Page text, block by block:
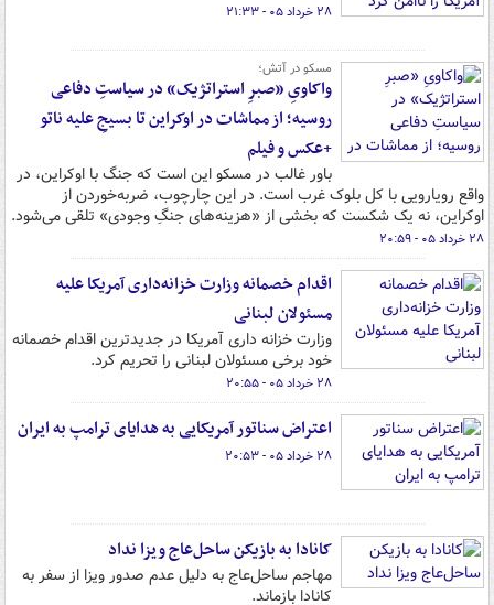
۲۸ خرداد ۰۵ - ۲۱:۳۳
مسکو در آتش؛
واکاویِ «صبرِ استراتژیک» در سیاستِ دفاعی
روسیه؛ از مماشات در اوکراین تا بسیجِ علیه ناتو
+عکس و فیلم
باور غالب در مسکو این است که جنگ با اوکراین، در
واقع رویارویی با کل بلوک غرب است. در این چارچوب، ضربه‌خوردن از
اوکراین، نه یک شکست که بخشی از «هزینه‌های جنگِ وجودی» تلقی می‌شود.
۲۸ خرداد ۰۵ - ۲۰:۵۹
اقدام خصمانه وزارت خزانه‌داری آمریکا علیه
مسئولان لبنانی
وزارت خزانه داری آمریکا در جدیدترین اقدام خصمانه
خود برخی مسئولان لبنانی را تحریم کرد.
۲۸ خرداد ۰۵ - ۲۰:۵۵
اعتراض سناتور آمریکایی به هدایای ترامپ به ایران
۲۸ خرداد ۰۵ - ۲۰:۵۳
کانادا به بازیکن ساحل‌عاج ویزا نداد
مهاجم ساحل‌عاج به دلیل عدم صدور ویزا از سفر به
کانادا بازماند.